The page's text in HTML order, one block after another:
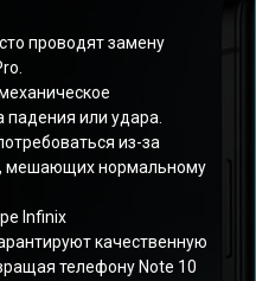
проводят замену
или удара.
из-за
мешающих нормальному
Infinix
качественную
телефону Note 10